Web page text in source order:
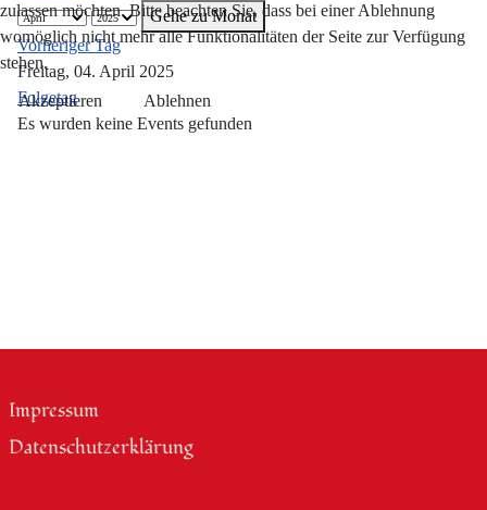
Gehe zu Monat
Vorheriger Tag
Freitag, 04. April 2025
Folgetag
Es wurden keine Events gefunden
Impressum
Datenschutzerklärung
zulassen möchten. Bitte beachten Sie, dass bei einer Ablehnung
womöglich nicht mehr alle Funktionalitäten der Seite zur Verfügung
stehen.
Akzeptieren Ablehnen